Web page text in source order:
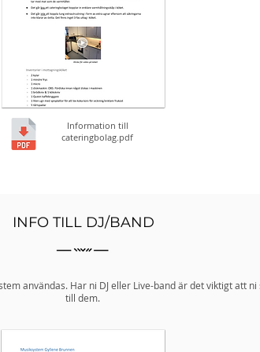
Information till
cateringbolag.pdf
INFO TILL DJ/BAND
användas. Har ni DJ eller Live-band är det viktigt att
till dem.